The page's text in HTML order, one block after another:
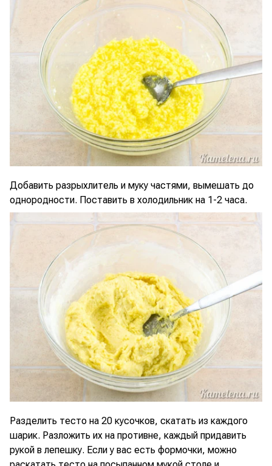
Добавить разрыхлитель и муку частями, вымешать до
однородности. Поставить в холодильник на 1-2 часа.
Разделить тесто на 20 кусочков, скатать из каждого
шарик. Разложить их на противне, каждый придавить
рукой в лепешку. Если у вас есть формочки, можно